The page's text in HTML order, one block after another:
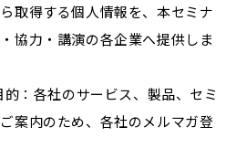
取得する個人情報を、本セミナ
協力・講演の各企業へ提供しま
：各社のサービス、製品、セミ
案内のため、各社のメルマガ登